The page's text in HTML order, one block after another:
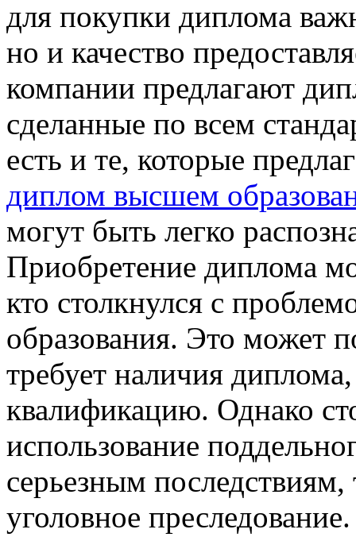
для покупки диплома
но и качество
компании предлагают
сделанные по всем
есть и те, которые
диплом высшем
могут быть легко
Приобретение диплома
кто столкнулся с
образования. Это может
требует наличия
квалификацию. Однако
использование
серьезным
уголовное